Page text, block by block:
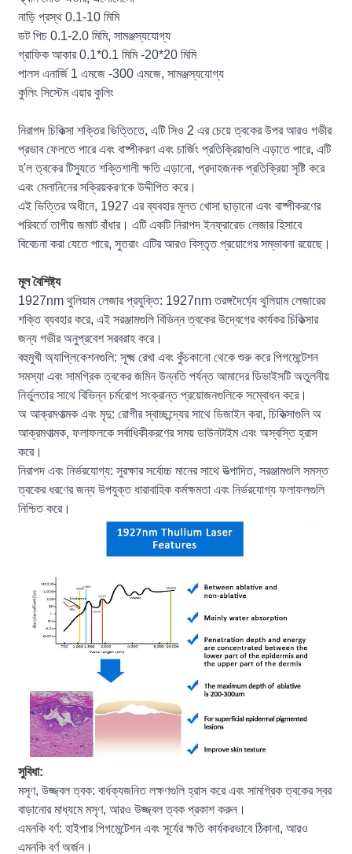
নাড়ি প্রস্থ 0.1-10 মিমি
ডট পিচ 0.1-2.0 মিমি, সামঞ্জস্যযোগ্য
গ্রাফিক আকার 0.1*0.1 মিমি -20*20 মিমি
পালস এনার্জি 1 এমজে -300 এমজে, সামঞ্জস্যযোগ্য
কুলিং সিস্টেম এয়ার কুলিং
নিরাপদ চিকিত্সা শক্তির ভিত্তিতে, এটি সিও 2 এর চেয়ে ত্বকের উপর আরও গভীর
প্রভাব ফেলতে পারে এবং বাষ্পীকরণ এবং চার্জিং প্রতিক্রিয়াগুলি এড়াতে পারে, এটি
হ'ল ত্বকের টিস্যুতে শক্তিশালী ক্ষতি এড়ানো, প্রদাহজনক প্রতিক্রিয়া সৃষ্টি করে
এবং মেলানিনের সক্রিয়করণকে উদ্দীপিত করে।
এই ভিত্তির অধীনে, 1927 এর ব্যবহার মূলত খোসা ছাড়ানো এবং বাষ্পীকরণের
পরিবর্তে তাপীয় জমাট বাঁধার। এটি একটি নিরাপদ ইনফ্রারেড লেজার হিসাবে
বিবেচনা করা যেতে পারে, সুতরাং এটির আরও বিস্তৃত প্রয়োগের সম্ভাবনা রয়েছে।
মূল বৈশিষ্ট্য
1927nm থুলিয়াম লেজার প্রযুক্তি: 1927nm তরঙ্গদৈর্ঘ্যে থুলিয়াম লেজারের
শক্তি ব্যবহার করে, এই সরঞ্জামগুলি বিভিন্ন ত্বকের উদ্বেগের কার্যকর চিকিত্সার
জন্য গভীর অনুপ্রবেশ সরবরাহ করে।
বহুমুখী অ্যাপ্লিকেশনগুলি: সূক্ষ্ম রেখা এবং কুঁচকানো থেকে শুরু করে পিগমেন্টেশন
সমস্যা এবং সামগ্রিক ত্বকের জমিন উন্নতি পর্যন্ত আমাদের ডিভাইসটি অতুলনীয়
নির্ভুলতার সাথে বিভিন্ন চর্মরোগ সংক্রান্ত প্রয়োজনগুলিকে সম্বোধন করে।
অ আক্রমণাত্মক এবং মৃদু: রোগীর স্বাচ্ছন্দ্যের সাথে ডিজাইন করা, চিকিত্সাগুলি অ
আক্রমণাত্মক, ফলাফলকে সর্বাধিকীকরণের সময় ডাউনটাইম এবং অস্বস্তি হ্রাস
করে।
নিরাপদ এবং নির্ভরযোগ্য: সুরক্ষার সর্বোচ্চ মানের সাথে উত্পাদিত, সরঞ্জামগুলি সমস্ত
ত্বকের ধরণের জন্য উপযুক্ত ধারাবাহিক কর্মক্ষমতা এবং নির্ভরযোগ্য ফলাফলগুলি
নিশ্চিত করে।
সুবিধা:
মসৃণ, উজ্জ্বল ত্বক: বার্ধক্যজনিত লক্ষণগুলি হ্রাস করে এবং সামগ্রিক ত্বকের স্বর
বাড়ানোর মাধ্যমে মসৃণ, আরও উজ্জ্বল ত্বক প্রকাশ করুন।
এমনকি বর্ণ: হাইপার পিগমেন্টেশন এবং সূর্যের ক্ষতি কার্যকরভাবে ঠিকানা, আরও
এমনকি বর্ণ অর্জন।